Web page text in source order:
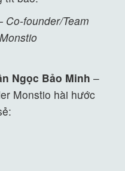
Co-founder/Team
Ngọc Bảo Minh –
Monstio hài hước